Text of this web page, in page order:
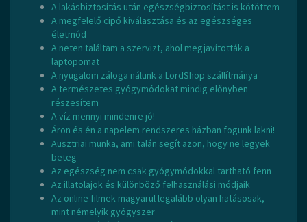
A lakásbiztosítás után egészségbiztosítást is kötöttem
A megfelelő cipő kiválasztása és az egészséges
életmód
A neten találtam a szervizt, ahol megjavították a
laptopomat
A nyugalom záloga nálunk a LordShop szállítmánya
A természetes gyógymódokat mindig előnyben
részesítem
A víz mennyi mindenre jó!
Áron és én a napelem rendszeres házban fogunk lakni!
Ausztriai munka, ami talán segít azon, hogy ne legyek
beteg
Az egészség nem csak gyógymódokkal tartható fenn
Az illatolajok és különböző felhasználási módjaik
Az online filmek magyarul legalább olyan hatásosak,
mint némelyik gyógyszer